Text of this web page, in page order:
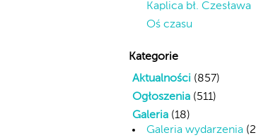
Kaplica bł. Czesława
Oś czasu
Kategorie
Aktualności (857)
Ogłoszenia (511)
Galeria (18)
Galeria wydarzenia